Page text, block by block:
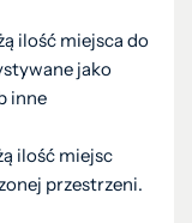
ilość miejsca do
jako
inne
ilość miejsc
przestrzeni.